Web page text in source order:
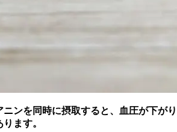
ンを同時に摂取すると、血圧が下がり
ます。